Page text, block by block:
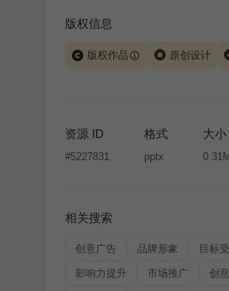
版权信息
版权作品 原创设计
版权声明
条款，禁止任何形式的转
经投权许可任何人不得擅自转载和
资源 ID
#5227831
格式
pptx
大小
0.31M
相关搜索
创意广告 品牌形象 目标
影响力提升 市场推广 创